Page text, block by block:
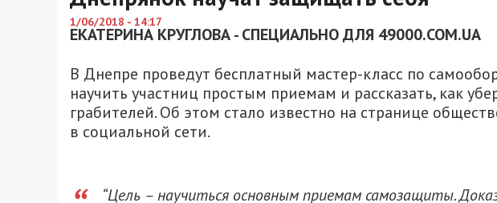
1/06/2018 - 14:17
ЕКАТЕРИНА КРУГЛОВА - СПЕЦИАЛЬНО ДЛЯ 49000.COM.UA
В Днепре проведут бесплатный мастер-класс по
научить участниц простым приемам и рассказать, как
грабителей. Об этом стало известно на странице
в социальной сети.
“Цель – научиться основным приемам самозащиты.